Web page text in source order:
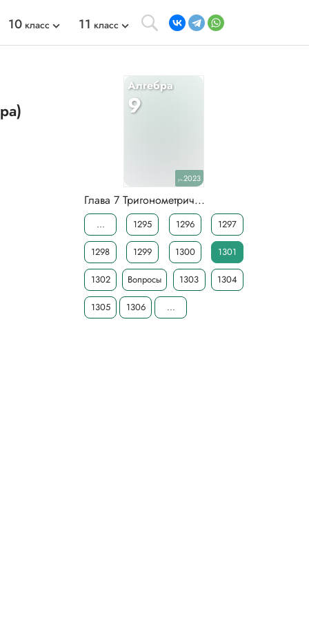
10 класс 11 класс
Алгебра
9
уч.2023
Глава 7 Тригонометрич...
... 1295 1296 1297
1298 1299 1300 1301
1302 Вопросы 1303 1304
1305 1306 ...